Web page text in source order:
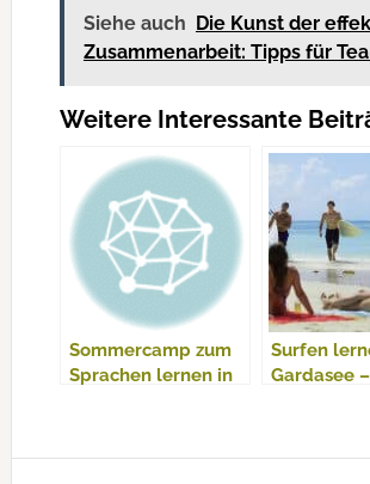
Siehe auch Die Kunst der
Zusammenarbeit: Tipps für
Weitere Interessante
Sommercamp zum
Sprachen lernen in
Surfen
Gardasee